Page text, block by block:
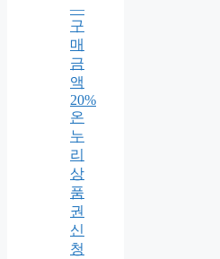
—
구
매
금
액
20%
온
누
리
상
품
권
신
청